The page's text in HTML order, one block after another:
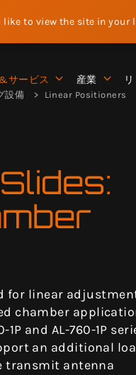
to view the site in your
サービス 産業
設備 Linear Positioners
for linear
chamber
and AL-760-1P
an additional
transmit antenna